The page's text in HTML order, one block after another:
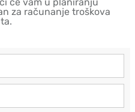
za računanje troškova